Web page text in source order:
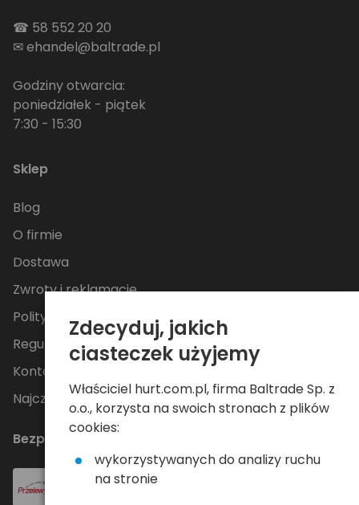
☎ 58 552 20 20
✉ehandel@baltrade.pl
Godziny otwarcia:
poniedziałek - piątek
7:30 - 15:30
Sklep
Blog
O firmie
Dostawa
Zwroty i reklamacje
Polityka Prywatności
Regulamin
Kontakt
Najczęściej zadawane pytania
Bezpieczne płatności
Zdecyduj, jakich
ciasteczek użyjemy
Właściciel hurt.com.pl, firma Baltrade Sp. z
o.o., korzysta na swoich stronach z plików
cookies:
wykorzystywanych do analizy ruchu
na stronie